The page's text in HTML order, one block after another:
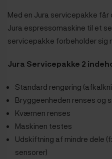
Med en Jura servicepakke får
Jura espressomaskine til et
servicepakke forbeholder sig
Jura Servicepakke 2
Standard rengøring
Bryggeenheden renses og
Kværnen renses
Maskinen testes
Udskiftning af mindre dele
sensorer)